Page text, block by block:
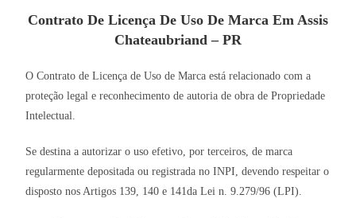
Contrato De Licença De Uso De Marca Em Assis
Chateaubriand – PR
O Contrato de Licença de Uso de Marca está relacionado com a
proteção legal e reconhecimento de autoria de obra de Propriedade
Intelectual.
Se destina a autorizar o uso efetivo, por terceiros, de marca
regularmente depositada ou registrada no INPI, devendo respeitar o
disposto nos Artigos 139, 140 e 141da Lei n. 9.279/96 (LPI).